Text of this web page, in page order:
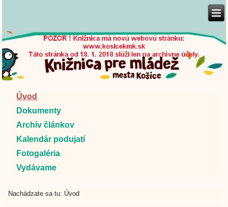
Úvod
Dokumenty
Archív článkov
Kalendár podujatí
Fotogaléria
Vydávame
Nachádzate sa tu: Úvod